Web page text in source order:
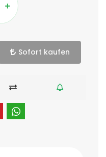
Sofort kaufen